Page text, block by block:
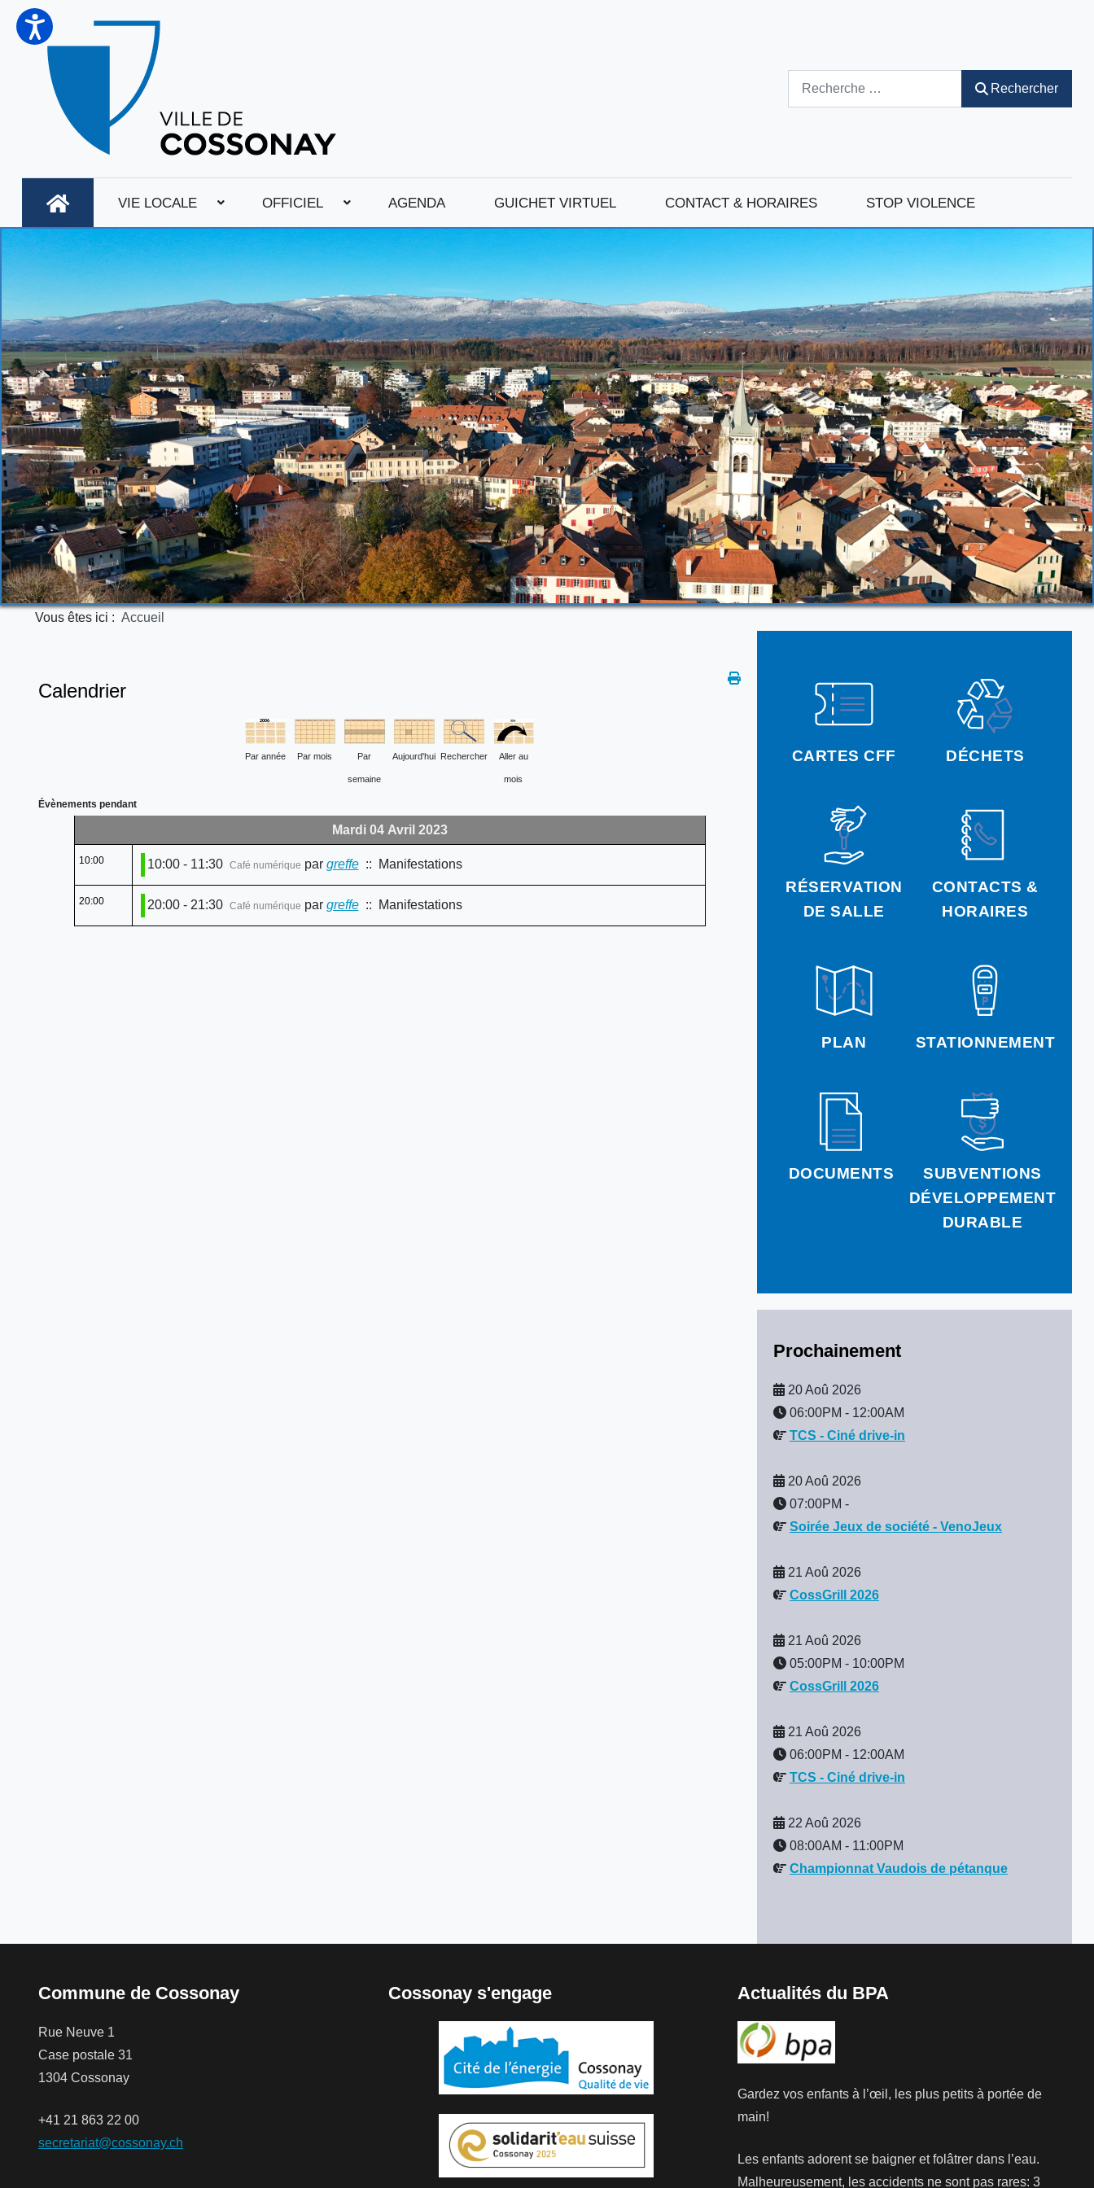
Rechercher
VIE LOCALE OFFICIEL AGENDA GUICHET VIRTUEL CONTACT & HORAIRES STOP VIOLENCE
Vous êtes ici : Accueil
CARTES CFF DÉCHETS
RÉSERVATION
DE SALLE
CONTACTS &
HORAIRES
PLAN STATIONNEMENT
DOCUMENTS
SUBVENTIONS
DÉVELOPPEMENT
DURABLE
Prochainement
20 Aoû 2026
06:00PM - 12:00AM
TCS - Ciné drive-in
20 Aoû 2026
07:00PM -
Soirée Jeux de société - VenoJeux
21 Aoû 2026
CossGrill 2026
21 Aoû 2026
05:00PM - 10:00PM
CossGrill 2026
21 Aoû 2026
06:00PM - 12:00AM
TCS - Ciné drive-in
22 Aoû 2026
08:00AM - 11:00PM
Championnat Vaudois de pétanque
Calendrier
Par année Par mois Par
semaine
Aujourd'hui Rechercher Aller au
mois
Évènements pendant
Mardi 04 Avril 2023
10:00 10:00 - 11:30 Café numérique par greffe:: Manifestations
20:00 20:00 - 21:30 Café numérique par greffe:: Manifestations
Commune de Cossonay
Rue Neuve 1
Case postale 31
1304 Cossonay
+41 21 863 22 00
secretariat@cossonay.ch
Cossonay s'engage Actualités du BPA
Gardez vos enfants à l’œil, les plus petits à portée de
main!
Les enfants adorent se baigner et folâtrer dans l’eau.
Malheureusement, les accidents ne sont pas rares: 3